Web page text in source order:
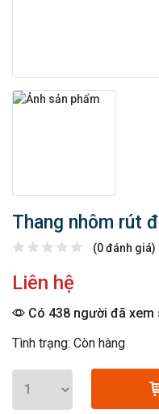
Thang nhôm rút
(0 đánh giá)
Liên hệ
Có 438 người đã xem
Tình trạng: Còn hàng